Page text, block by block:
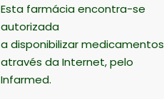
Esta farmácia encontra-se
autorizada
a disponibilizar medicamentos
através da Internet, pelo
Infarmed.